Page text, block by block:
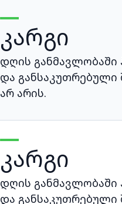
კარგი
დღის განმავლობაში
და
არ არის.
კარგი
დღის განმავლობაში
და